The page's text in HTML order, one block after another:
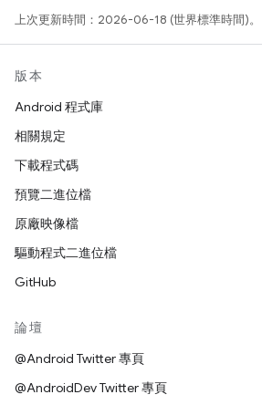
上次更新時間：2026-06-18 (世界標準時間)。
版本
Android 程式庫
相關規定
下載程式碼
預覽二進位檔
原廠映像檔
驅動程式二進位檔
GitHub
論壇
@Android Twitter 專頁
@AndroidDev Twitter 專頁